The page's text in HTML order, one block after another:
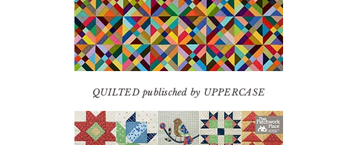
QUILTED publisched by UPPERCASE